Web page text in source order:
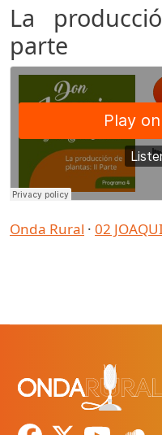
La
parte
Onda Rural · 02